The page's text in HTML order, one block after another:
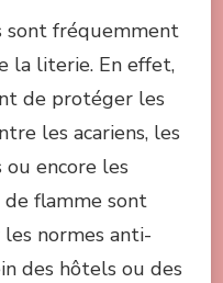
sont fréquemment
la literie. En effet,
de protéger les
les acariens, les
ou encore les
flamme sont
normes anti-
des hôtels ou des